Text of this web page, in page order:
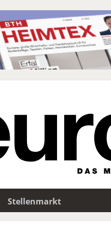
Stellenmarkt